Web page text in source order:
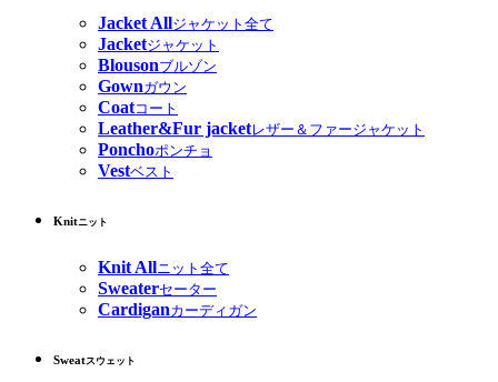
Jacket Allジャケット全て
Jacketジャケット
Blousonブルゾン
Gownガウン
Coatコート
Leather&Fur jacketレザー＆ファージャケット
Ponchoポンチョ
Vestベスト
Knitニット
Knit Allニット全て
Sweaterセーター
Cardiganカーディガン
Sweatスウェット